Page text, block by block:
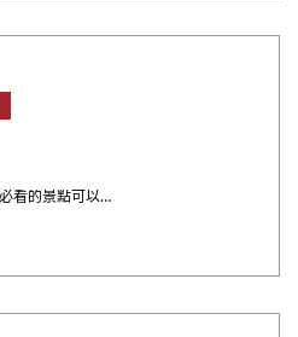
東福寺最有名的就是東福寺。裡面必看的景點可以說就是方丈的庭園。由昭和時期的造景師「重森三玲」所打造的三玲世界。 ・・・